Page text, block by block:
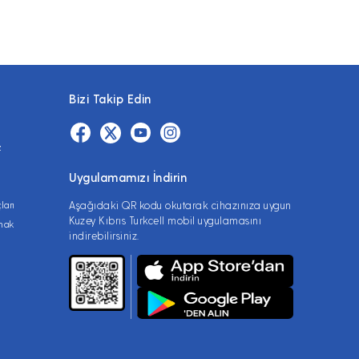
Bizi Takip Edin
Uygulamamızı İndirin
Aşağıdaki QR kodu okutarak cihazınıza uygun
Kuzey Kıbrıs Turkcell mobil uygulamasını
indirebilirsiniz.